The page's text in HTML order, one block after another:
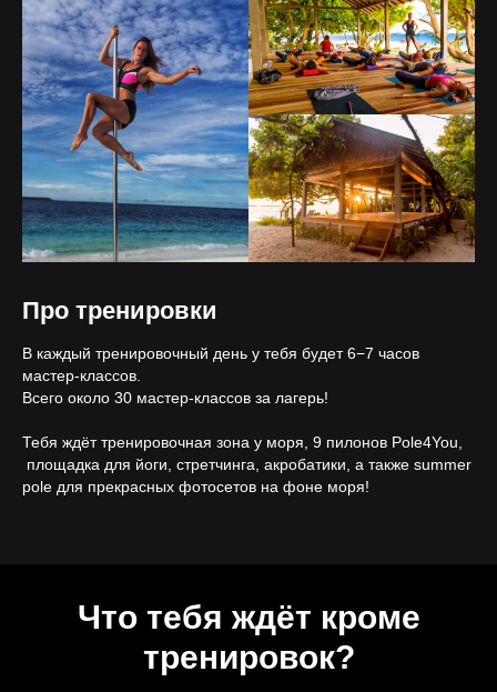
Про тренировки
В каждый тренировочный день у тебя будет 6−7 часов
мастер-классов.
Всего около 30 мастер-классов за лагерь!
Тебя ждёт тренировочная зона у моря, 9 пилонов Pole4You,
площадка для йоги, стретчинга, акробатики, а также summer
pole для прекрасных фотосетов на фоне моря!
Что тебя ждёт кроме
тренировок?